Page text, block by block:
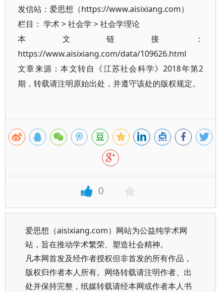
发信站：爱思想（https://www.aisixiang.com）
栏目： 学术>社会学 >社会学理论
本文链接：
https://www.aisixiang.com/data/109626.html
文章来源：本文转自《江苏社会科学》2018年第2
期，转载请注明原始出处，并遵守该处的版权规定。
0
爱思想（aisixiang.com）网站为公益纯学术网
站，旨在推动学术繁荣、塑造社会精神。
凡本网首发及经作者授权但非首发的所有作品，
版权归作者本人所有。网络转载请注明作者、出
处并保持完整，纸媒转载请经本网或作者本人书